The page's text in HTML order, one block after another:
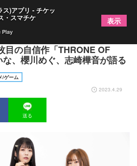
あり】Roseliaがたどり着い
目の自信作「THRONE OF
、櫻川めぐ、志崎樺音が語る
/ゲーム
2023.4.29
送る
ス)アプリ - チケッ
・スマチケ
Play
表示